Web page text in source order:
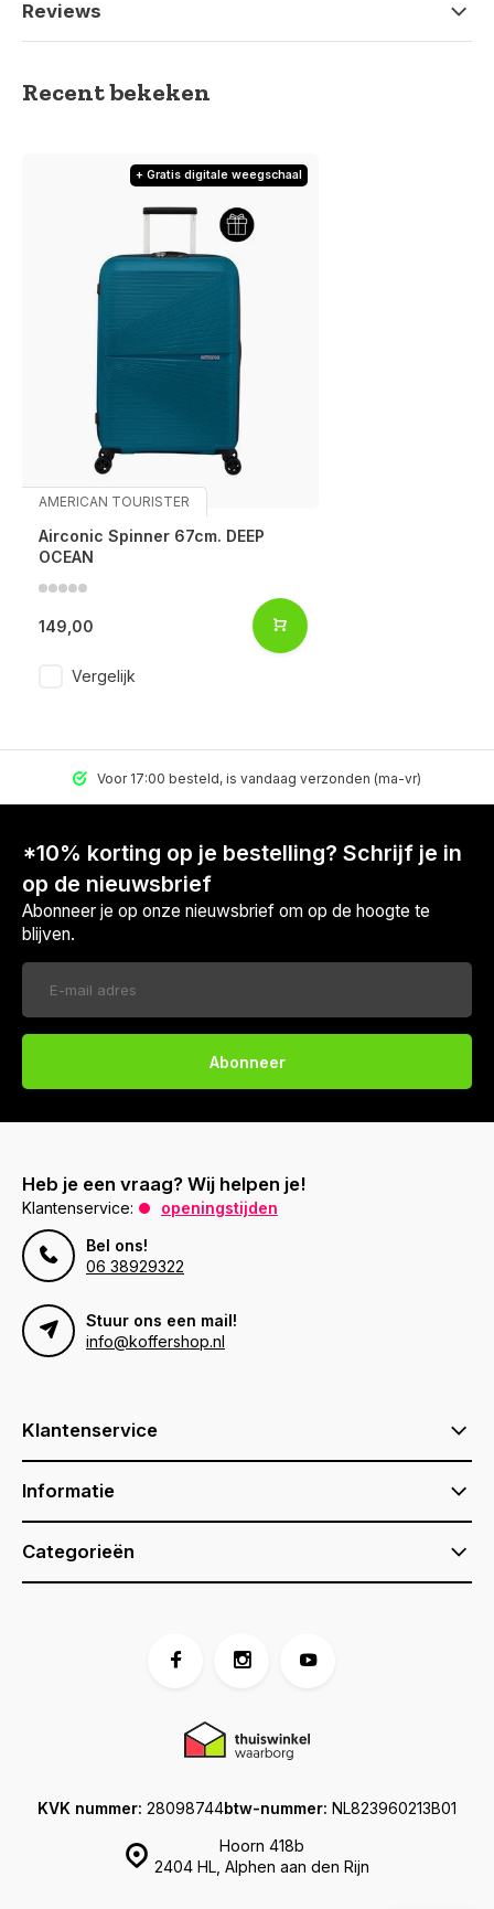
Reviews
Recent bekeken
+ Gratis digitale weegschaal
AMERICAN TOURISTER
Airconic Spinner 67cm. DEEP
OCEAN
149,00
Vergelijk
Voor 17:00 besteld, is vandaag verzonden (ma-vr)
*10% korting op je bestelling? Schrijf je in
op de nieuwsbrief
Abonneer je op onze nieuwsbrief om op de hoogte te
blijven.
Abonneer
Heb je een vraag? Wij helpen je!
Klantenservice:
openingstijden
Bel ons!
06 38929322
Stuur ons een mail!
info@koffershop.nl
Klantenservice
Informatie
Categorieën
Hoorn 418b
2404 HL, Alphen aan den Rijn
KVK nummer: 28098744btw-nummer: NL823960213B01